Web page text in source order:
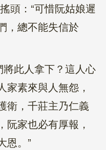
：“可惜阮姑娘遲
，總不能失信於
此人拿下？這人心
家素來與人無怨，
衛，千莊主乃仁義
阮家也必有厚報，
恩。”